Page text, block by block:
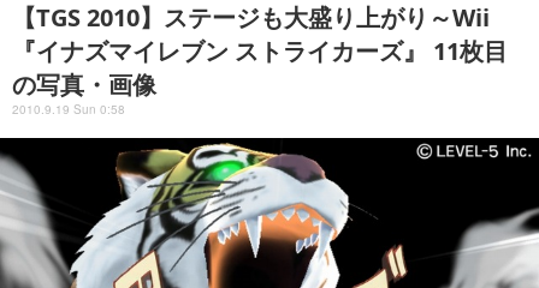
【TGS 2010】ステージも大盛り上がり～Wii
『イナズマイレブン ストライカーズ』 11枚目
の写真・画像
2010.9.19 Sun 0:58